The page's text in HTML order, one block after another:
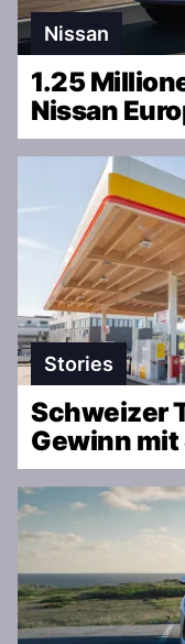
Nissan
1.25
Nissan
Stories
Schweizer
Gewinn mit